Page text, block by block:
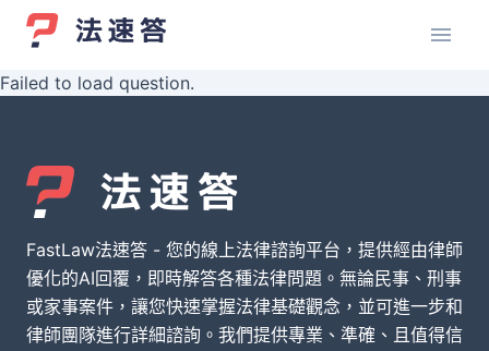
Failed to load question.
FastLaw法速答 - 您的線上法律諮詢平台，提供經由律師
優化的AI回覆，即時解答各種法律問題。無論民事、刑事
或家事案件，讓您快速掌握法律基礎觀念，並可進一步和
律師團隊進行詳細諮詢。我們提供專業、準確、且值得信